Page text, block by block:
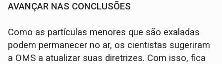
AVANÇAR NAS CONCLUSÕES
Como as partículas menores que são exaladas
podem permanecer no ar, os cientistas sugeriram
a OMS a atualizar suas diretrizes. Com isso, fica